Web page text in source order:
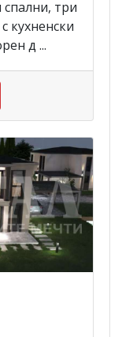
три
кухненски
д ...